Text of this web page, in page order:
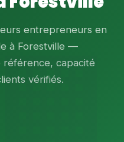
entrepreneurs en
à Forestville —
capacité
vérifiés.